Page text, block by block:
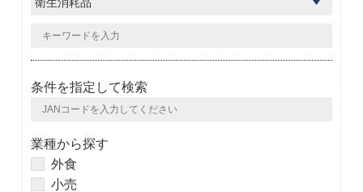
条件を指定して検索
業種から探す
外食
小売